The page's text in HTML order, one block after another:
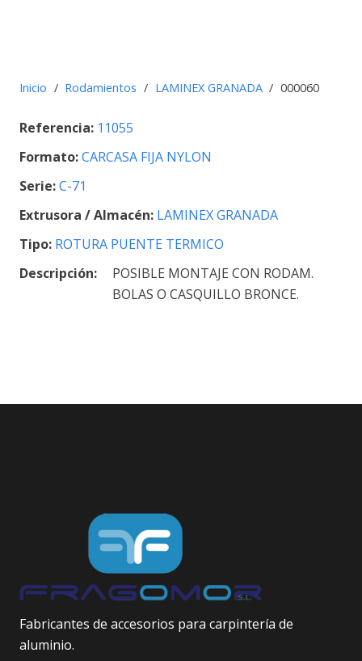
Inicio / Rodamientos / LAMINEX GRANADA / 000060
Referencia: 11055
Formato:CARCASA FIJA NYLON
Serie:C-71
Extrusora / Almacén: LAMINEX GRANADA
Tipo: ROTURA PUENTE TERMICO
Descripción:
POSIBLE MONTAJE CON RODAM.
BOLAS O CASQUILLO BRONCE.
Fabricantes de accesorios para carpintería de
aluminio.